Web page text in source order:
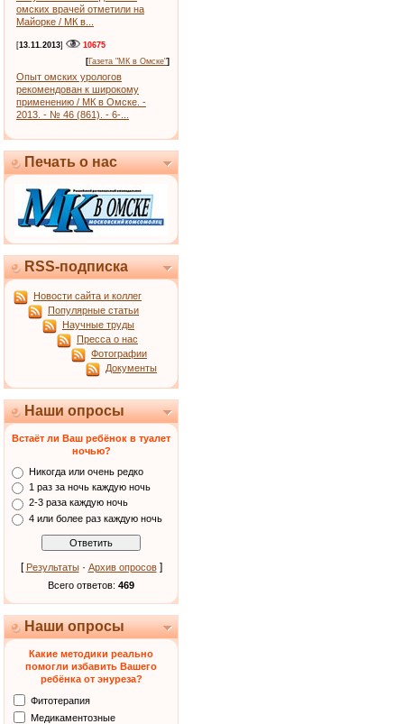
омских врачей отметили на
Майорке / МК в...
[13.11.2013]
10675
[Газета "МК в Омске"]
Опыт омских урологов
рекомендован к широкому
применению / МК в Омске. -
2013. - № 46 (861). - 6-...
Печать о нас
RSS-подписка
Новости сайта и коллег
Популярные статьи
Научные труды
Пресса о нас
Фотографии
Документы
Наши опросы
Встаёт ли Ваш ребёнок в туалет
ночью?
Никогда или очень редко
1 раз за ночь каждую ночь
2-3 раза каждую ночь
4 или более раз каждую ночь
[ Результаты· Архив опросов]
Всего ответов: 469
Наши опросы
Какие методики реально
помогли избавить Вашего
ребёнка от энуреза?
Фитотерапия
Медикаментозные